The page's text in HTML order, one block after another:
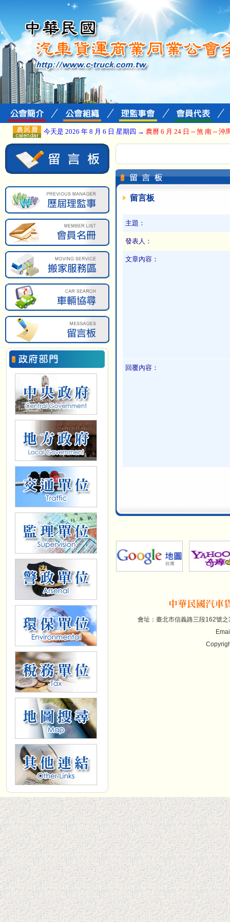
今天是 2026 年 8 月 6 日 星期四 → 農曆 6 月 24 日 -- 煞 南 -- 沖
留言板
主題：
發表人：
文章內容：
回覆內容：
會址：臺北市信義路三段162號